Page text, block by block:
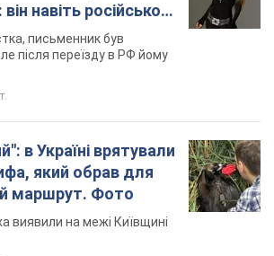
навіть російської
хоче геноциду
письменник був
після переїзду в РФ йому
в Україні врятували
який обрав для
маршрут. Фото
виявили на межі Київщині